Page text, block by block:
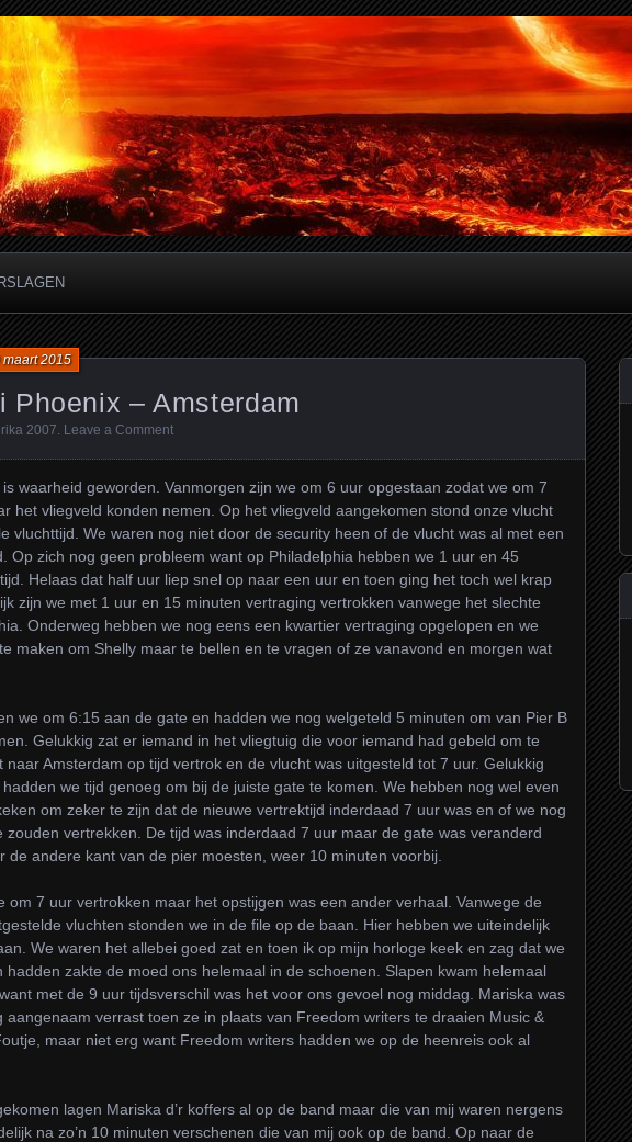
reisverslagen
Phoenix – Amsterdam
maart 2015
2007. Leave a Comment
waarheid geworden. Vanmorgen zijn we om 6 uur opgestaan zodat we om 7
het vliegveld konden nemen. Op het vliegveld aangekomen stond onze vlucht
vluchttijd. We waren nog niet door de security heen of de vlucht was al met een
Op zich nog geen probleem want op Philadelphia hebben we 1 uur en 45
Helaas dat half uur liep snel op naar een uur en toen ging het toch wel krap
zijn we met 1 uur en 15 minuten vertraging vertrokken vanwege het slechte
Onderweg hebben we nog eens een kwartier vertraging opgelopen en we
maken om Shelly maar te bellen en te vragen of ze vanavond en morgen wat
we om 6:15 aan de gate en hadden we nog welgeteld 5 minuten om van Pier B
Gelukkig zat er iemand in het vliegtuig die voor iemand had gebeld om te
naar Amsterdam op tijd vertrok en de vlucht was uitgesteld tot 7 uur. Gelukkig
we tijd genoeg om bij de juiste gate te komen. We hebben nog wel even
om zeker te zijn dat de nieuwe vertrektijd inderdaad 7 uur was en of we nog
zouden vertrekken. De tijd was inderdaad 7 uur maar de gate was veranderd
de andere kant van de pier moesten, weer 10 minuten voorbij.
om 7 uur vertrokken maar het opstijgen was een ander verhaal. Vanwege de
vluchten stonden we in de file op de baan. Hier hebben we uiteindelijk
We waren het allebei goed zat en toen ik op mijn horloge keek en zag dat we
hadden zakte de moed ons helemaal in de schoenen. Slapen kwam helemaal
met de 9 uur tijdsverschil was het voor ons gevoel nog middag. Mariska was
aangenaam verrast toen ze in plaats van Freedom writers te draaien Music &
maar niet erg want Freedom writers hadden we op de heenreis ook al
lagen Mariska d’r koffers al op de band maar die van mij waren nergens
na zo’n 10 minuten verschenen die van mij ook op de band. Op naar de